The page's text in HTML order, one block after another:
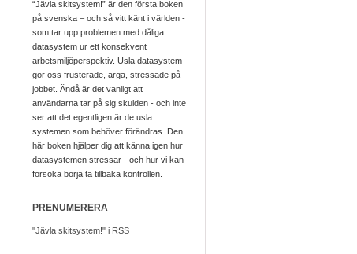
“Jävla skitsystem!” är den första boken
på svenska – och så vitt känt i världen -
som tar upp problemen med dåliga
datasystem ur ett konsekvent
arbetsmiljöperspektiv. Usla datasystem
gör oss frusterade, arga, stressade på
jobbet. Ändå är det vanligt att
användarna tar på sig skulden - och inte
ser att det egentligen är de usla
systemen som behöver förändras. Den
här boken hjälper dig att känna igen hur
datasystemen stressar - och hur vi kan
försöka börja ta tillbaka kontrollen.
PRENUMERERA
"Jävla skitsystem!" i RSS